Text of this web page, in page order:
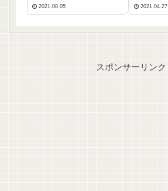
2021.08.05 2021.04.27
スポンサーリンク